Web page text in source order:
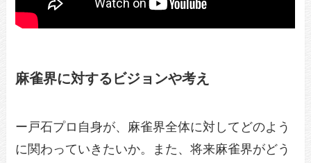
麻雀界に対するビジョンや考え
ー戸石プロ自身が、麻雀界全体に対してどのよう
に関わっていきたいか。また、将来麻雀界がどう